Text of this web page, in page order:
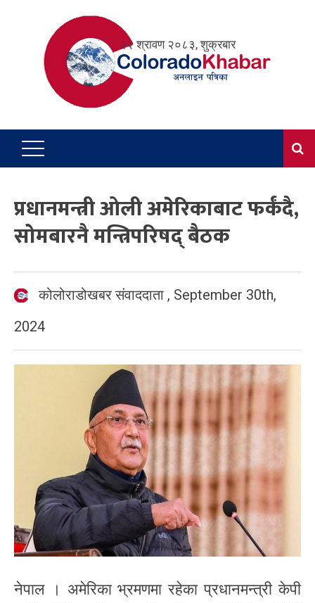
२२ श्रावण २०८३, शुक्रबार
प्रधानमन्त्री ओली अमेरिकाबाट फर्कंदै,
सोमबारनै मन्त्रिपरिषद् बैठक
कोलोराडोखबर संवाददाता , September 30th,
2024
नेपाल । अमेरिका भ्रमणमा रहेका प्रधानमन्त्री केपी